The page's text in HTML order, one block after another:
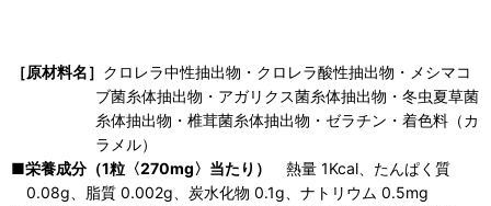
［原材料名］ クロレラ中性抽出物・クロレラ酸性抽出物・メシマコ
ブ菌糸体抽出物・アガリクス菌糸体抽出物・冬虫夏草菌
糸体抽出物・椎茸菌糸体抽出物・ゼラチン・着色料（カ
ラメル）
■栄養成分（1粒〈270mg〉当たり） 熱量 1Kcal、たんぱく質
0.08g、脂質 0.002g、炭水化物 0.1g、ナトリウム 0.5mg